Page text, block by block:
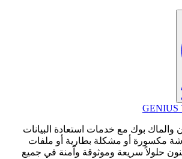
GENIUS
والماك بوك مع خدمات استعادة البيانات
مكسورة أو مشكلة بطارية أو ملفات
حلولاً سريعة وموثوقة وآمنة في جميع